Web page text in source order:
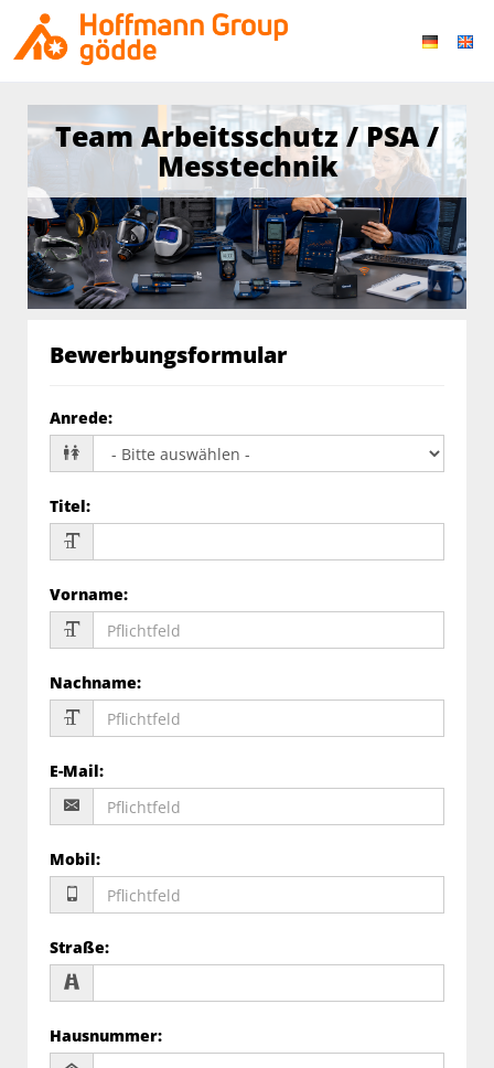
Team Arbeitsschutz / PSA /
Messtechnik
Bewerbungsformular
Anrede:
Titel:
Vorname:
Nachname:
E-Mail:
Mobil:
Straße:
Hausnummer: